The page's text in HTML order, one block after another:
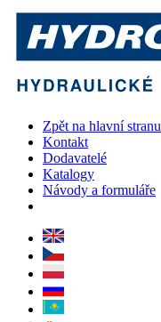
Zpět na hlavní stranu
Kontakt
Dodavatelé
Katalogy
Návody a formuláře